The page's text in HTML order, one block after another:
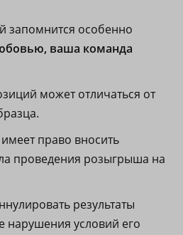
запомнится особенно
ваша команда
может отличаться от
право вносить
проведения розыгрыша на
результаты
нарушения условий его